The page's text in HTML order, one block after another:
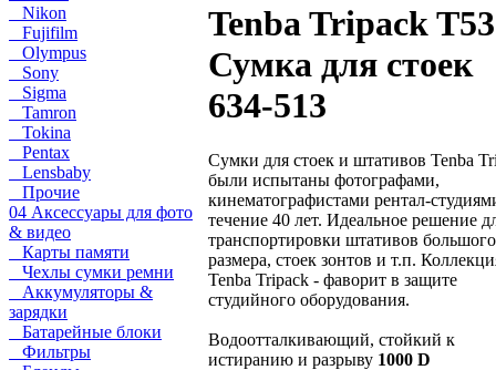
Nikon
Fujifilm
Olympus
Sony
Sigma
Tamron
Tokina
Pentax
Lensbaby
Прочие
04 Аксессуары для фото
& видео
Карты памяти
Чехлы сумки ремни
Аккумуляторы &
зарядки
Батарейные блоки
Фильтры
Tenba Tripack
Сумка для стоек
634-513
Сумки для стоек и штативов Tenba
были испытаны фотографами,
кинематографистами рентал-
течение 40 лет. Идеальное решение
транспортировки штативов большого
размера, стоек зонтов и т.п.
Tenba Tripack - фаворит в защите
студийного оборудования.
Водоотталкивающий, стойкий к
истиранию и разрыву 1000 D